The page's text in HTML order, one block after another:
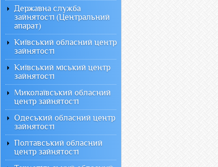
Державна служба
зайнятості (Центральний
апарат)
Київський обласний центр
зайнятості
Київський міський центр
зайнятості
Миколаївський обласний
центр зайнятості
Одеський обласний центр
зайнятості
Полтавський обласний
центр зайнятості